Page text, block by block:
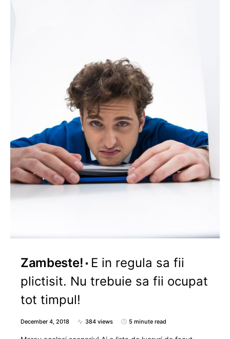
Zambeste!
E in regula sa fii
plictisit. Nu trebuie sa fii ocupat
tot timpul!
December 4, 2018 384 views 5 minute read